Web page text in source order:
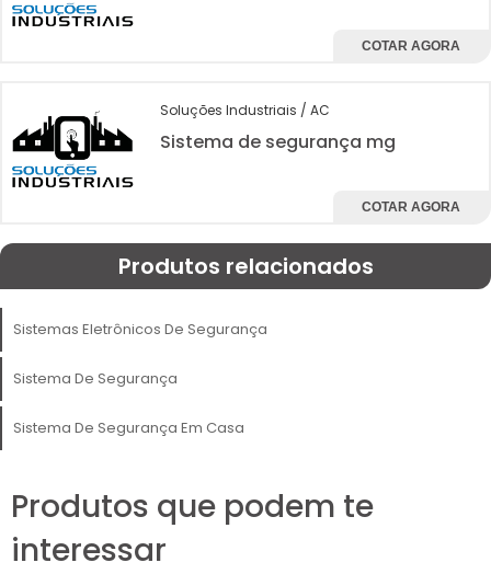
COTAR AGORA
Soluções Industriais / AC
Sistema de segurança mg
COTAR AGORA
Produtos relacionados
Sistemas Eletrônicos De Segurança
Sistema De Segurança
Sistema De Segurança Em Casa
Produtos que podem te
interessar